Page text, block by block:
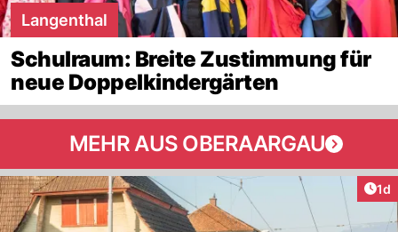
Langenthal
Schulraum: Breite Zustimmung für
neue Doppelkindergärten
MEHR AUS OBERAARGAU
1d